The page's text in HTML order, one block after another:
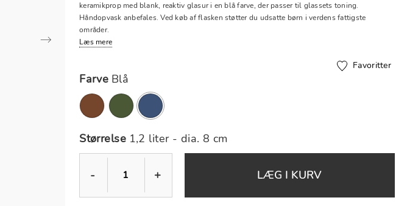
keramikprop med blank, reaktiv glasur i en blå farve, der passer til glassets toning.
Håndopvask anbefales. Ved køb af flasken støtter du udsatte børn i verdens fattigste
områder.
Læs mere
Favoritter
Farve Blå
valgte
Størrelse 1,2 liter - dia. 8 cm
- + LÆG I KURV